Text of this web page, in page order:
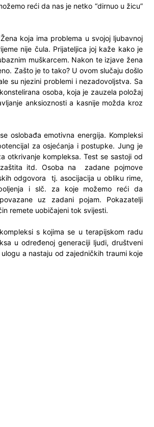
reći da nas je netko “dirnuo u žicu”
koja ima problema u svojoj ljubavnoj
nije čula. Prijateljica joj kaže kako je
muškarcem. Nakon te izjave žena
Zašto je to tako? U ovom slučaju došlo
su njezini problemi i nezadovoljstva. Sa
osoba, koja je zauzela položaj
anksioznosti a kasnije možda kroz
oslobađa emotivna energija. Kompleksi
za osjećanja i postupke. Jung je
otkrivanje kompleksa. Test se sastoji od
itd. Osoba na zadane pojmove
odgovora tj. asocijacija u obliku rime,
i slč. za koje možemo reći da
uz zadani pojam. Pokazatelji
remete uobičajeni tok svijesti.
s kojima se u terapijskom radu
u određenoj generaciji ljudi, društveni
a nastaju od zajedničkih traumi koje